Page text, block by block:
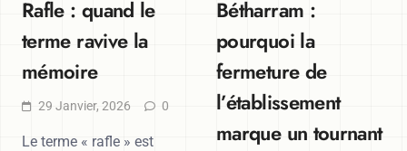
Rafle : quand le
terme ravive la
mémoire
29 Janvier, 2026 0
Le terme « rafle » est
Bétharram :
pourquoi la
fermeture de
l’établissement
marque un tournant